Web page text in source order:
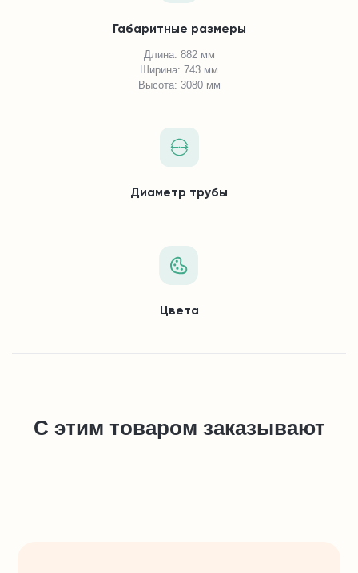
Габаритные размеры
Длина: 882 мм
Ширина: 743 мм
Высота: 3080 мм
Диаметр трубы
Цвета
С этим товаром заказывают